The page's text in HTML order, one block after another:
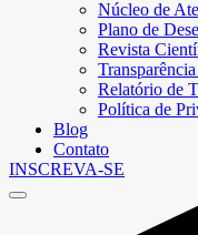
Núcleo de
Plano de
Revista
Relatório de
Política de
Blog
Contato
INSCREVA-SE